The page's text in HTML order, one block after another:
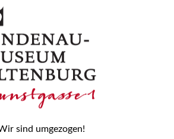
im Dienste
Altenburg
wurde 2015 in der
wird jährlich am 11. Februar
und Frauen in
Provenienzforscherin
sind umgezogen!